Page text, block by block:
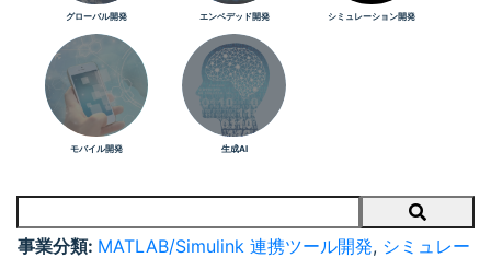
グローバル開発 エンベデッド開発 シミュレーション開発
モバイル開発 生成AI
Search
事業分類: MATLAB/Simulink 連携ツール開発, シミュレー